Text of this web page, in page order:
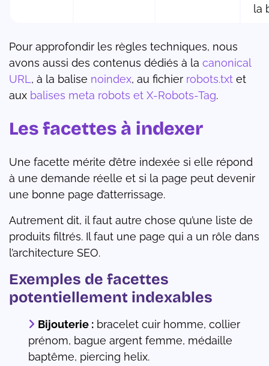
la
Pour approfondir les règles techniques, nous
avons aussi des contenus dédiés à la canonical
URL , à la balise noindex, au fichier robots.txt et
aux balises meta robots et X-Robots-Tag.
Les facettes à indexer
Une facette mérite d’être indexée si elle répond
à une demande réelle et si la page peut devenir
une bonne page d’atterrissage.
Autrement dit, il faut autre chose qu’une liste de
produits filtrés. Il faut une page qui a un rôle dans
l’architecture SEO.
Exemples de facettes
potentiellement indexables
Bijouterie : bracelet cuir homme, collier
prénom, bague argent femme, médaille
baptême, piercing helix.